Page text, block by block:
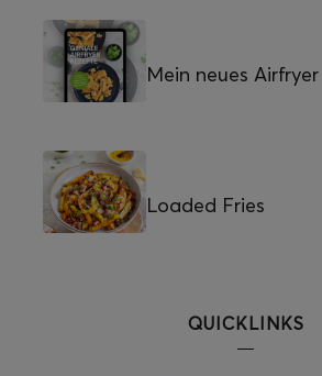
Mein neues
Loaded Fries
QUICKLINKS